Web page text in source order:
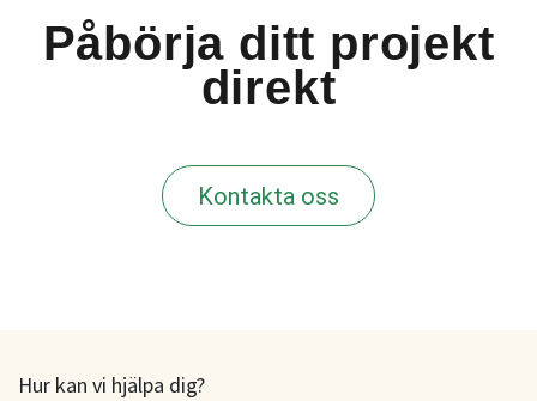
Påbörja ditt projekt
direkt
Kontakta oss
Hur kan vi hjälpa dig?